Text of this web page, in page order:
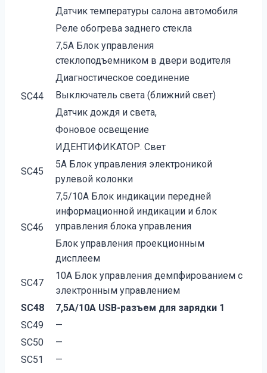
Датчик температуры салона автомобиля
Реле обогрева заднего стекла
SC44
7,5А Блок управления
стеклоподъемником в двери водителя
Диагностическое соединение
Выключатель света (ближний свет)
Датчик дождя и света,
Фоновое освещение
ИДЕНТИФИКАТОР. Свет
SC45
5А Блок управления электроникой
рулевой колонки
SC46
7,5/10А Блок индикации передней
информационной индикации и блок
управления блока управления
Блок управления проекционным
дисплеем
SC47
10А Блок управления демпфированием с
электронным управлением
SC48
7,5А/10А USB-разъем для зарядки 1
SC49
—
SC50
—
SC51
—